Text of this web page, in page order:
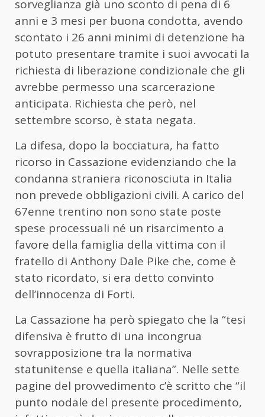
sorveglianza già uno sconto di pena di 6
anni e 3 mesi per buona condotta, avendo
scontato i 26 anni minimi di detenzione ha
potuto presentare tramite i suoi avvocati la
richiesta di liberazione condizionale che gli
avrebbe permesso una scarcerazione
anticipata. Richiesta che però, nel
settembre scorso, è stata negata.
La difesa, dopo la bocciatura, ha fatto
ricorso in Cassazione evidenziando che la
condanna straniera riconosciuta in Italia
non prevede obbligazioni civili. A carico del
67enne trentino non sono state poste
spese processuali né un risarcimento a
favore della famiglia della vittima con il
fratello di Anthony Dale Pike che, come è
stato ricordato, si era detto convinto
dell’innocenza di Forti.
La Cassazione ha però spiegato che la “tesi
difensiva è frutto di una incongrua
sovrapposizione tra la normativa
statunitense e quella italiana”. Nelle sette
pagine del provvedimento c’è scritto che “il
punto nodale del presente procedimento,